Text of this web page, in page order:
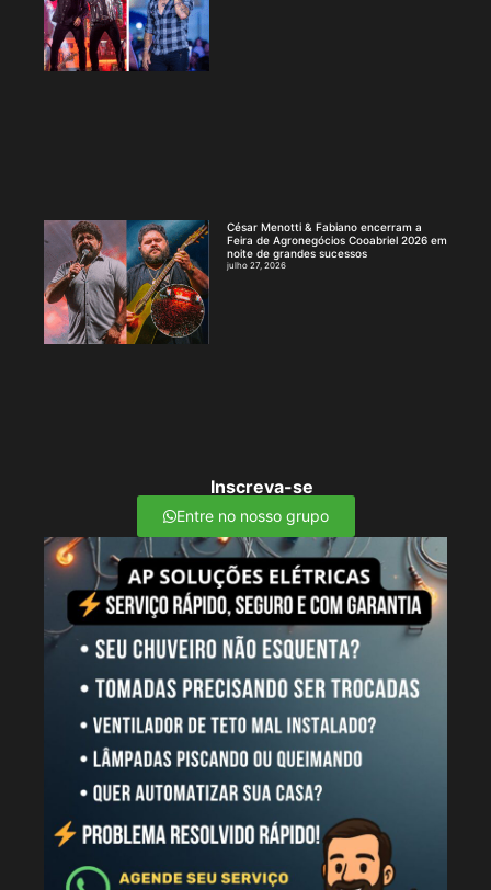
César Menotti & Fabiano encerram a
Feira de Agronegócios Cooabriel 2026 em
noite de grandes sucessos
julho 27, 2026
Inscreva-se
Entre no nosso grupo